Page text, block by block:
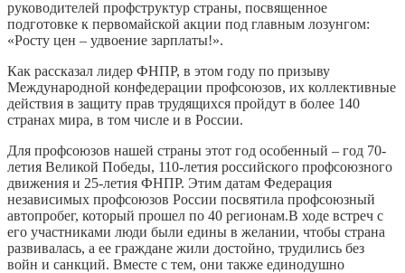
руководителей профструктур страны, посвященное
подготовке к первомайской акции под главным лозунгом:
«Росту цен – удвоение зарплаты!».
Как рассказал лидер ФНПР, в этом году по призыву
Международной конфедерации профсоюзов, их коллективные
действия в защиту прав трудящихся пройдут в более 140
странах мира, в том числе и в России.
Для профсоюзов нашей страны этот год особенный – год 70-
летия Великой Победы, 110-летия российского профсоюзного
движения и 25-летия ФНПР. Этим датам Федерация
независимых профсоюзов России посвятила профсоюзный
автопробег, который прошел по 40 регионам.В ходе встреч с
его участниками люди были едины в желании, чтобы страна
развивалась, а ее граждане жили достойно, трудились без
войн и санкций. Вместе с тем, они также единодушно